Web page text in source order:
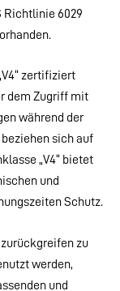
Richtlinie 6029
zertifiziert
dem Zugriff mit
während der
sich auf
„V4“ bietet
und
Schutz.
zu
werden,
und